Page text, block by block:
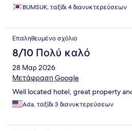
BUMSUK, ταξίδι 4 διανυκτερεύσεων
Επαληθευμένο σχόλιο
8/10 Πολύ καλό
28 Μαρ 2026
Μετάφραση Google
Well located hotel, great property
Ada, ταξίδι 3 διανυκτερεύσεων